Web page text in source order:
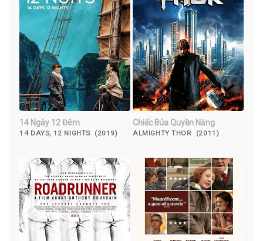
14 Ngày 12 Đêm
14 DAYS, 12 NIGHTS (2019)
Chiếc Búa Quyền Năng
ALMIGHTY THOR (2011)